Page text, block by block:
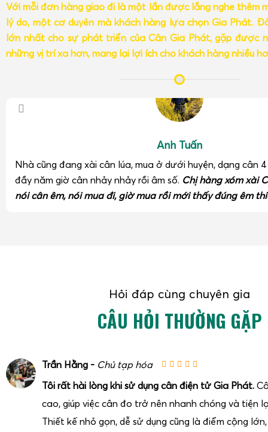
Với mỗi đơn hàng giao đi là một lần được lắng nghe thêm
lý do, một cơ duyên mà khách hàng lựa chọn Gia Phát.
lớn nhất cho sự phát triển của Cân Gia Phát, gặp được
những vị trí xa hơn, mang lại lợi ích cho khách hàng nhiều
Anh Tuấn
Nhà cũng đang xài cân lúa, mua ở dưới huyện, dạng cân
đầy năm giờ cân nhảy nhảy rồi âm số. Chị hàng xóm xài
nói cân êm, nói mua đi, giờ mua rồi mới thấy đúng êm
Hỏi đáp cùng chuyên gia
CÂU HỎI THƯỜNG GẶP
Trần Hằng - Chủ tạp hóa
Tôi rất hài lòng khi sử dụng cân điện tử Gia Phát.
cao, giúp việc cân đo trở nên nhanh chóng và tiện
Thiết kế nhỏ gọn, dễ sử dụng cũng là điểm cộng